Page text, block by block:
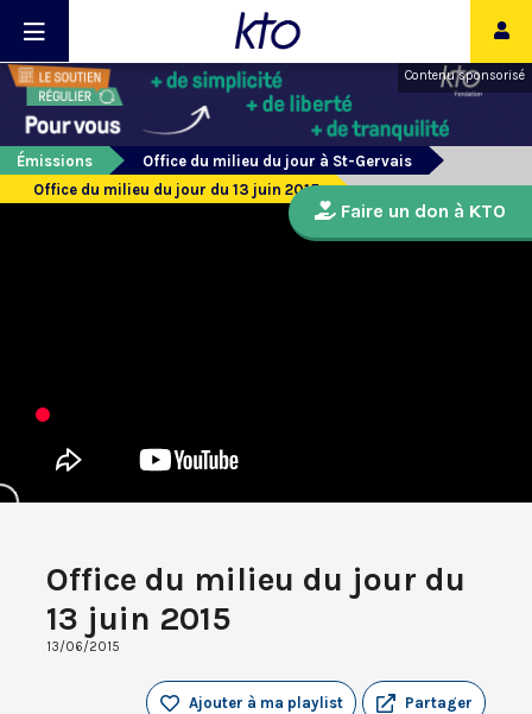
Contenu sponsorisé
Émissions
Office du milieu du jour à St-Gervais
Office du milieu du jour du 13 juin 2015
Office du milieu du jour du
13 juin 2015
13/06/2015
Partager
Ajouter à ma playlist
Faire un don à KTO